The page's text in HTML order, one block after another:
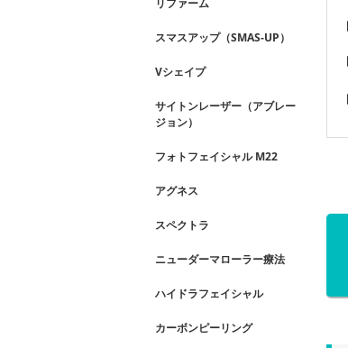
リファーム
スマスアップ（SMAS-UP）
Vシェイプ
サイトンレーザー（アブレー
ジョン）
フォトフェイシャル M22
アグネス
スペクトラ
ニューダーマローラー療法
ハイドラフェイシャル
カーボンピーリング